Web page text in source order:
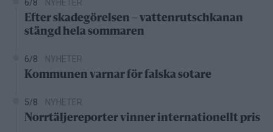
6/8 NYHETER
Efter skadegörelsen – vattenrutschkanan
stängd hela sommaren
6/8 NYHETER
Kommunen varnar för falska sotare
5/8 NYHETER
Norrtäljereporter vinner internationellt pris